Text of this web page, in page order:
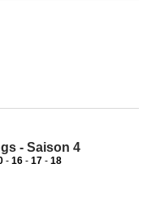
- Saison 4
- 16 - 17 - 18